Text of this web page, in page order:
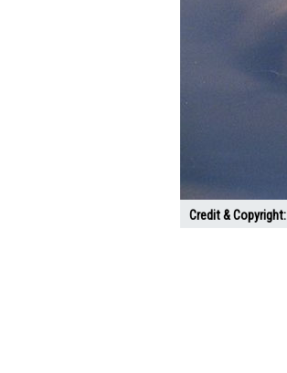
Credit & Copyright: